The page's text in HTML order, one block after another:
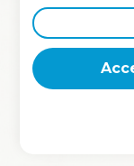
הַצָּרְעִֽי׃
שִׁמְעָתִ֖ים שׂוּכָתִ֑ים
אֲבִ֥י בֵית־רֵכָֽב׃
Hébreu : © Westminster